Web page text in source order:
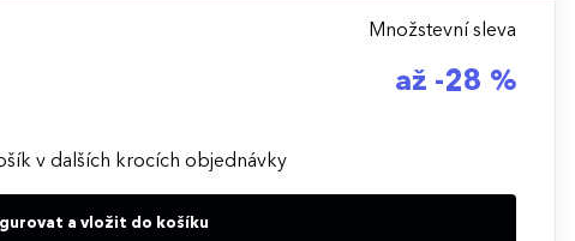
Množstevní sleva
až -28 %
v dalších krocích objednávky
a vložit do košíku